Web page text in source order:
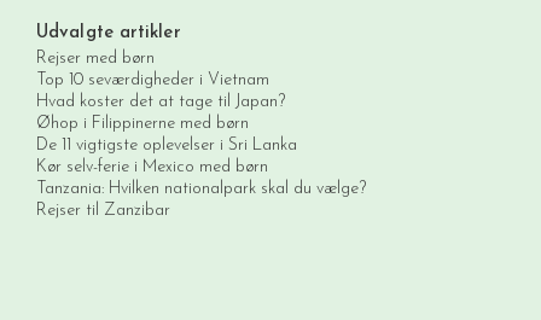
Udvalgte artikler
Rejser med børn
Top 10 seværdigheder i Vietnam
Hvad koster det at tage til Japan?
Øhop i Filippinerne med børn
De 11 vigtigste oplevelser i Sri Lanka
Kør selv-ferie i Mexico med børn
Tanzania: Hvilken nationalpark skal du vælge?
Rejser til Zanzibar